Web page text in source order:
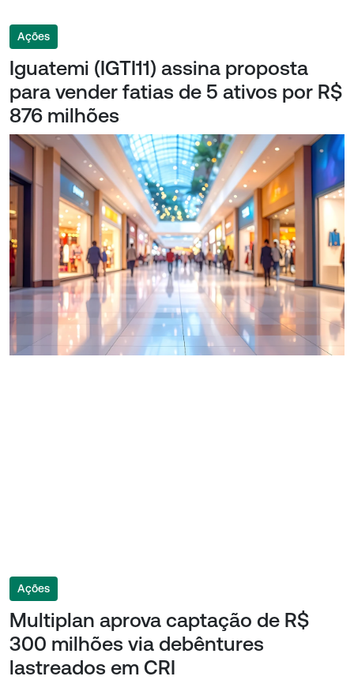
Ações
Iguatemi (IGTI11) assina proposta
para vender fatias de 5 ativos por R$
876 milhões
Ações
Multiplan aprova captação de R$
300 milhões via debêntures
lastreados em CRI